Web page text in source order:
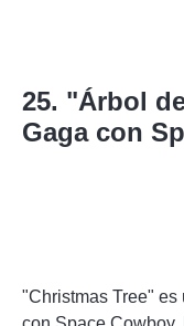
25. "Árbol
Gaga con
"Christmas Tree" es